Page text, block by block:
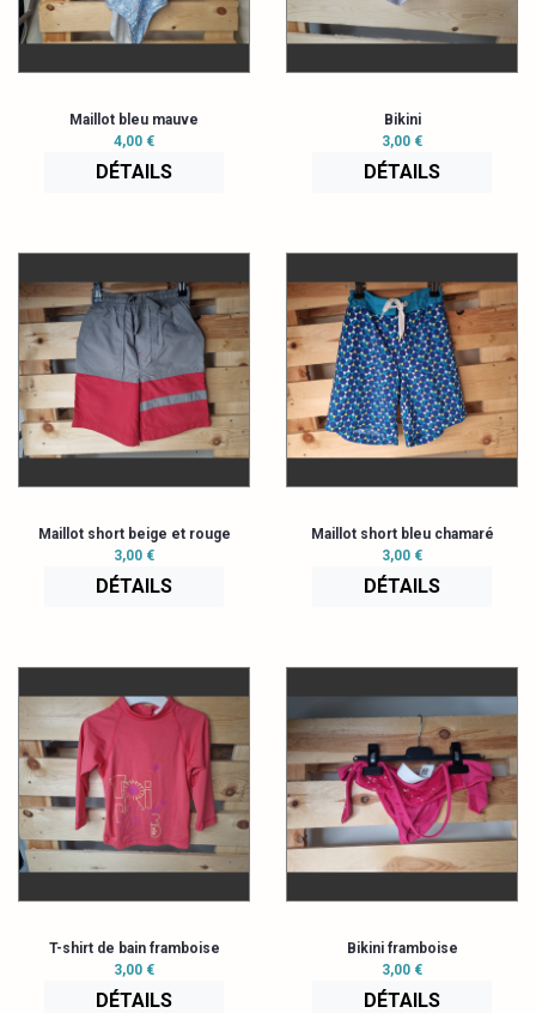
Maillot bleu mauve
4,00 €
DÉTAILS
Bikini
3,00 €
DÉTAILS
Maillot short beige et rouge
3,00 €
DÉTAILS
Maillot short bleu chamaré
3,00 €
DÉTAILS
T-shirt de bain framboise
3,00 €
DÉTAILS
Bikini framboise
3,00 €
DÉTAILS